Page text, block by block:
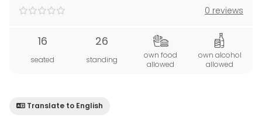
0 reviews
16
seated
26
standing
own food
allowed
own alcohol
allowed
Translate to English